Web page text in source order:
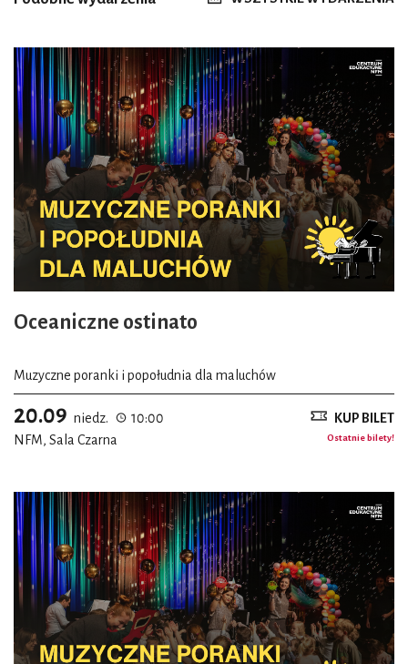
Oceaniczne ostinato
Muzyczne poranki i popołudnia dla maluchów
20.09 niedz.
10:00
NFM, Sala Czarna
KUP BILET
Ostatnie bilety!